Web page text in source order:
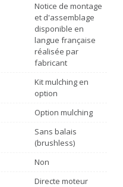
Notice de montage
et d'assemblage
disponible en
langue française
réalisée par
fabricant
Kit mulching en
option
Option mulching
Sans balais
(brushless)
Non
Directe moteur